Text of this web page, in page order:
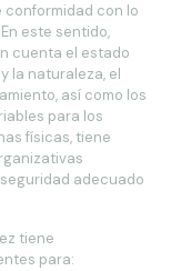
conformidad con lo
este sentido,
cuenta el estado
la naturaleza, el
así como los
para los
físicas, tiene
adecuado
tiene
para: